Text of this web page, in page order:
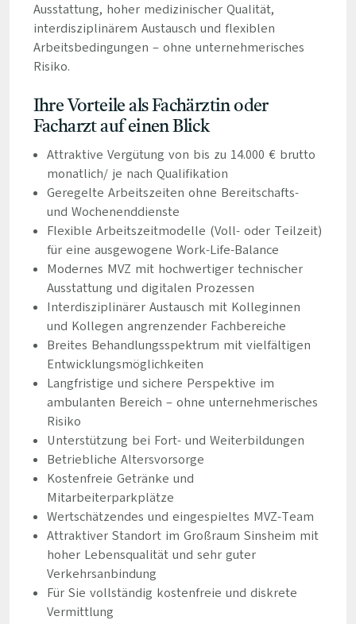
Ausstattung, hoher medizinischer Qualität,
interdisziplinärem Austausch und flexiblen
Arbeitsbedingungen – ohne unternehmerisches
Risiko.
Ihre Vorteile als Fachärztin oder
Facharzt auf einen Blick
Attraktive Vergütung von bis zu 14.000 € brutto
monatlich/ je nach Qualifikation
Geregelte Arbeitszeiten ohne Bereitschafts-
und Wochenenddienste
Flexible Arbeitszeitmodelle (Voll- oder Teilzeit)
für eine ausgewogene Work-Life-Balance
Modernes MVZ mit hochwertiger technischer
Ausstattung und digitalen Prozessen
Interdisziplinärer Austausch mit Kolleginnen
und Kollegen angrenzender Fachbereiche
Breites Behandlungsspektrum mit vielfältigen
Entwicklungsmöglichkeiten
Langfristige und sichere Perspektive im
ambulanten Bereich – ohne unternehmerisches
Risiko
Unterstützung bei Fort- und Weiterbildungen
Betriebliche Altersvorsorge
Kostenfreie Getränke und
Mitarbeiterparkplätze
Wertschätzendes und eingespieltes MVZ-Team
Attraktiver Standort im Großraum Sinsheim mit
hoher Lebensqualität und sehr guter
Verkehrsanbindung
Für Sie vollständig kostenfreie und diskrete
Vermittlung